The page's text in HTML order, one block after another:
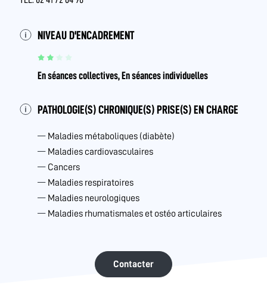
NIVEAU D'ENCADREMENT
En séances collectives, En séances individuelles
PATHOLOGIE(S) CHRONIQUE(S) PRISE(S) EN CHARGE
Maladies métaboliques (diabète)
Maladies cardiovasculaires
Cancers
Maladies respiratoires
Maladies neurologiques
Maladies rhumatismales et ostéo articulaires
Contacter